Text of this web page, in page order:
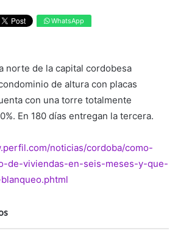
WhatsApp
norte de la capital cordobesa
de altura con placas
con una torre totalmente
En 180 días entregan la tercera.
noticias/cordoba/como-
de-viviendas-en-seis-meses-y-que-